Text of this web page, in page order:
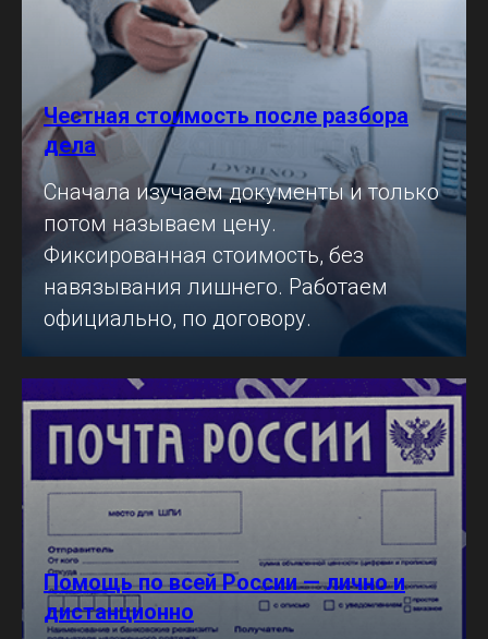
Честная стоимость после разбора
дела
Сначала изучаем документы и только
потом называем цену.
Фиксированная стоимость, без
навязывания лишнего. Работаем
официально, по договору.
Помощь по всей России — лично и
дистанционно